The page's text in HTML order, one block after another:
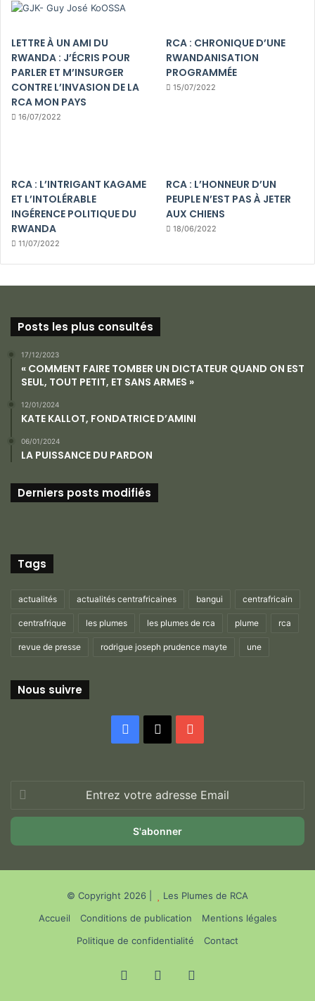
LETTRE À UN AMI DU
RWANDA : J’ÉCRIS POUR
PARLER ET M’INSURGER
CONTRE L’INVASION DE LA
RCA MON PAYS
16/07/2022
RCA : CHRONIQUE D’UNE
RWANDANISATION
PROGRAMMÉE
15/07/2022
RCA : L’INTRIGANT KAGAME
ET L’INTOLÉRABLE
INGÉRENCE POLITIQUE DU
RWANDA
11/07/2022
RCA : L’HONNEUR D’UN
PEUPLE N’EST PAS À JETER
AUX CHIENS
18/06/2022
Posts les plus consultés
17/12/2023
« COMMENT FAIRE TOMBER UN DICTATEUR QUAND ON EST
SEUL, TOUT PETIT, ET SANS ARMES »
12/01/2024
KATE KALLOT, FONDATRICE D’AMINI
06/01/2024
LA PUISSANCE DU PARDON
Derniers posts modifiés
Tags
actualités actualités centrafricaines bangui centrafricain
centrafrique les plumes les plumes de rca plume rca
revue de presse rodrigue joseph prudence mayte une
Nous suivre
Facebook
votre
adresse
© Copyright 2026 |
Les Plumes de RCA
Accueil
Conditions de publication
Mentions légales
Politique de confidentialité
Contact
Facebook